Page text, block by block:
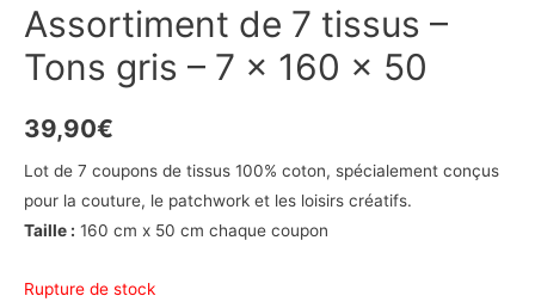
Assortiment de 7 tissus –
Tons gris – 7 x 160 x 50
39,90€
Lot de 7 coupons de tissus 100% coton, spécialement conçus
pour la couture, le patchwork et les loisirs créatifs.
Taille : 160 cm x 50 cm chaque coupon
Rupture de stock